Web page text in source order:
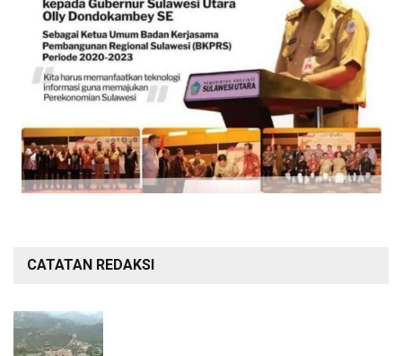
CATATAN REDAKSI